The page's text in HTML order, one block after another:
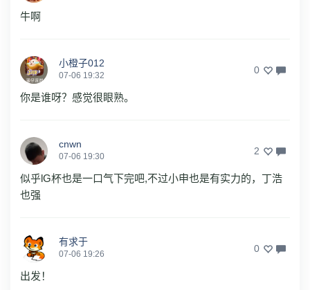
牛啊
小橙子012
07-06 19:32 0
你是谁呀？感觉很眼熟。
cnwn
07-06 19:30 2
似乎lG杯也是一口气下完吧,不过小申也是有实力的，丁浩
也强
有求于
07-06 19:26 0
出发！